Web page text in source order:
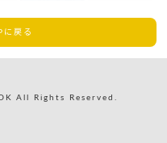
戻る
OK All Rights Reserved.